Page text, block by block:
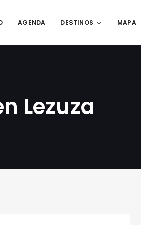
AGENDA DESTINOS MAPA
Lezuza